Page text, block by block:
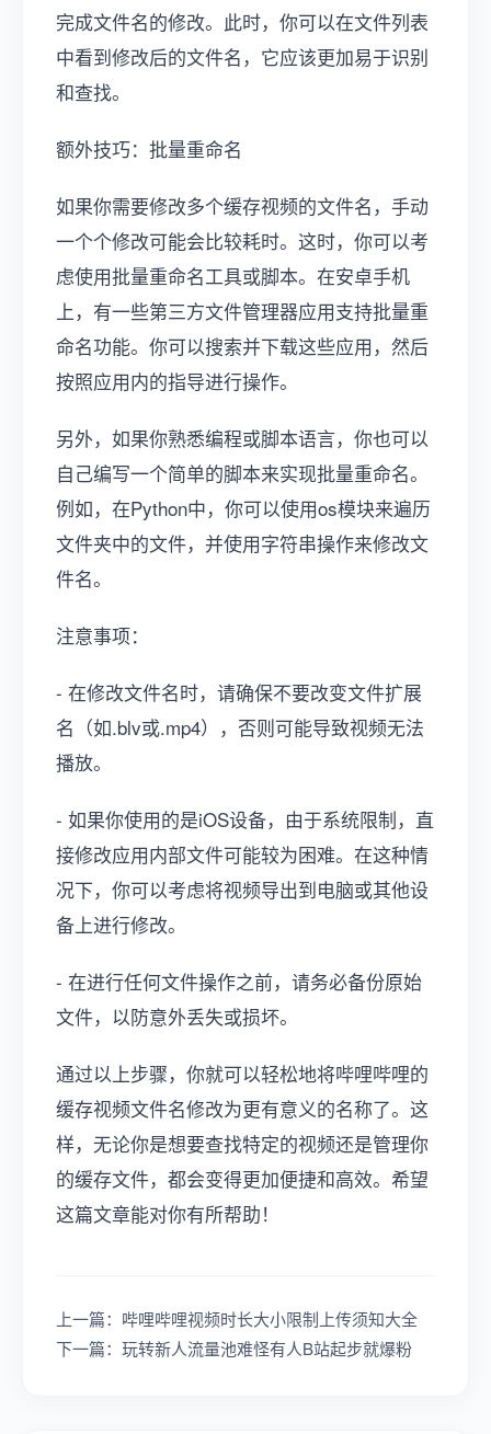
完成文件名的修改。此时，你可以在文件列表
中看到修改后的文件名，它应该更加易于识别
和查找。
额外技巧：批量重命名
如果你需要修改多个缓存视频的文件名，手动
一个个修改可能会比较耗时。这时，你可以考
虑使用批量重命名工具或脚本。在安卓手机
上，有一些第三方文件管理器应用支持批量重
命名功能。你可以搜索并下载这些应用，然后
按照应用内的指导进行操作。
另外，如果你熟悉编程或脚本语言，你也可以
自己编写一个简单的脚本来实现批量重命名。
例如，在Python中，你可以使用os模块来遍历
文件夹中的文件，并使用字符串操作来修改文
件名。
注意事项：
- 在修改文件名时，请确保不要改变文件扩展
名（如.blv或.mp4），否则可能导致视频无法
播放。
- 如果你使用的是iOS设备，由于系统限制，直
接修改应用内部文件可能较为困难。在这种情
况下，你可以考虑将视频导出到电脑或其他设
备上进行修改。
- 在进行任何文件操作之前，请务必备份原始
文件，以防意外丢失或损坏。
通过以上步骤，你就可以轻松地将哔哩哔哩的
缓存视频文件名修改为更有意义的名称了。这
样，无论你是想要查找特定的视频还是管理你
的缓存文件，都会变得更加便捷和高效。希望
这篇文章能对你有所帮助！
上一篇：哔哩哔哩视频时长大小限制上传须知大全
下一篇：玩转新人流量池难怪有人B站起步就爆粉